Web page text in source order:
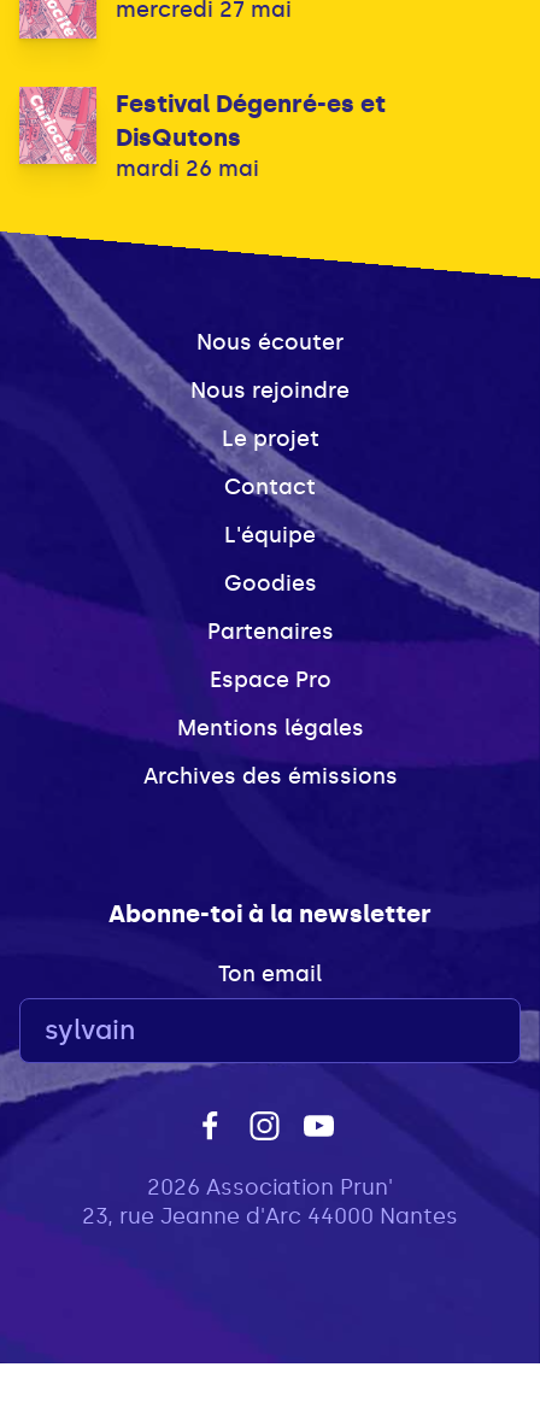
mercredi 27 mai
Festival Dégenré-es et
DisQutons
mardi 26 mai
Nous écouter
Nous rejoindre
Le projet
Contact
L'équipe
Goodies
Partenaires
Espace Pro
Mentions légales
Archives des émissions
Abonne-toi à la newsletter
Ton email
2026 Association Prun'
23, rue Jeanne d'Arc 44000 Nantes